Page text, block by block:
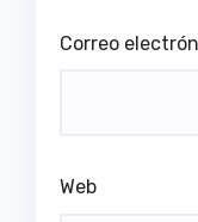
Correo
Web